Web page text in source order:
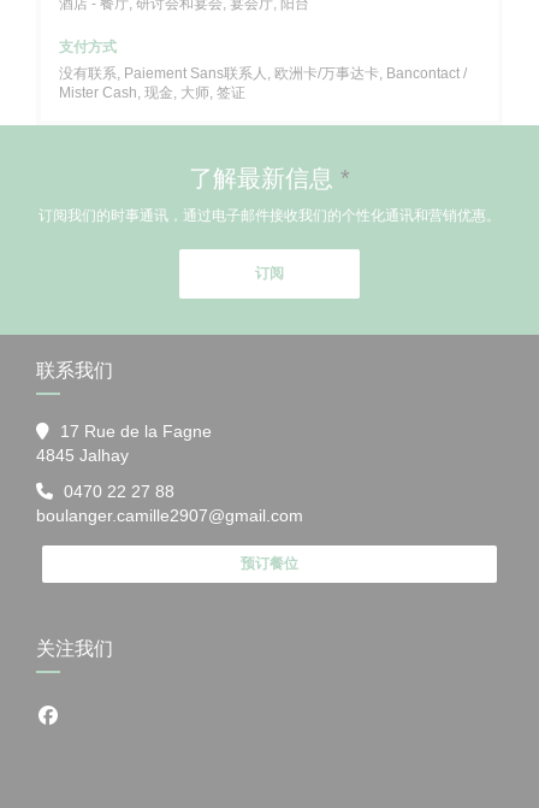
酒店 - 餐厅, 研讨会和宴会, 宴会厅, 阳台
支付方式
没有联系, Paiement Sans联系人, 欧洲卡/万事达卡, Bancontact /
Mister Cash, 现金, 大师, 签证
了解最新信息 *
订阅我们的时事通讯，通过电子邮件接收我们的个性化通讯和营销优惠。
订阅
联系我们
17 Rue de la Fagne
4845 Jalhay((在新窗口中打开))
0470 22 27 88
boulanger.camille2907@gmail.com
预订餐位
关注我们
Facebook ((在新窗口中打开))